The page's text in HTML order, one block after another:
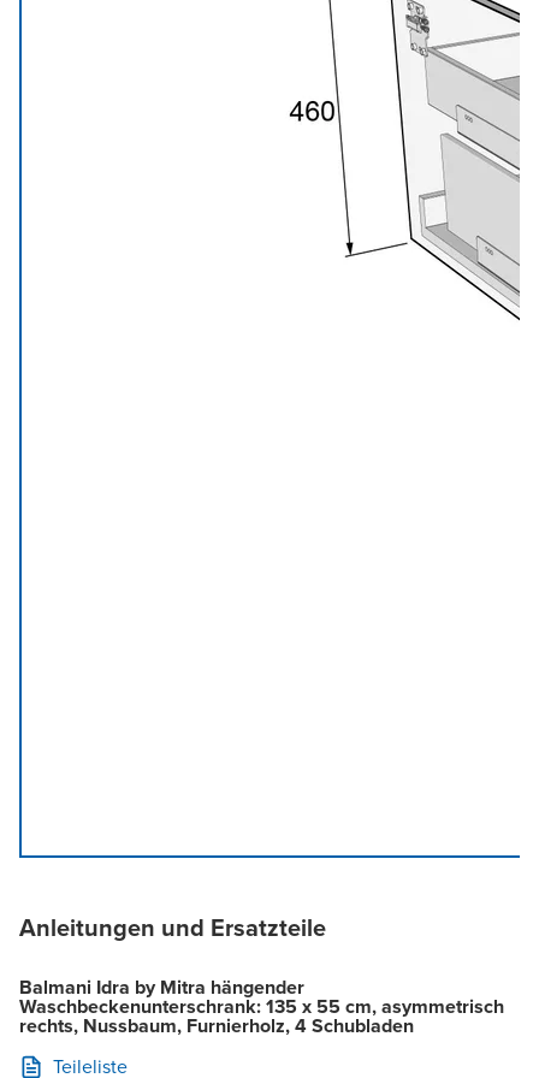
Anleitungen und Ersatzteile
Balmani Idra by Mitra hängender
Waschbeckenunterschrank: 135 x 55 cm, asymmetrisch
rechts, Nussbaum, Furnierholz, 4 Schubladen
Teileliste